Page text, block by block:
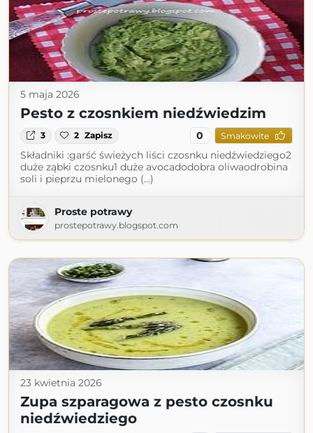
5 maja 2026
Pesto z czosnkiem niedźwiedzim
3 2 Zapisz 0 Smakowite
Składniki :garść świeżych liści czosnku niedźwiedziego2
duże ząbki czosnku1 duże avocadodobra oliwaodrobina
soli i pieprzu mielonego (...)
Proste potrawy
prostepotrawy.blogspot.com
23 kwietnia 2026
Zupa szparagowa z pesto czosnku
niedźwiedziego